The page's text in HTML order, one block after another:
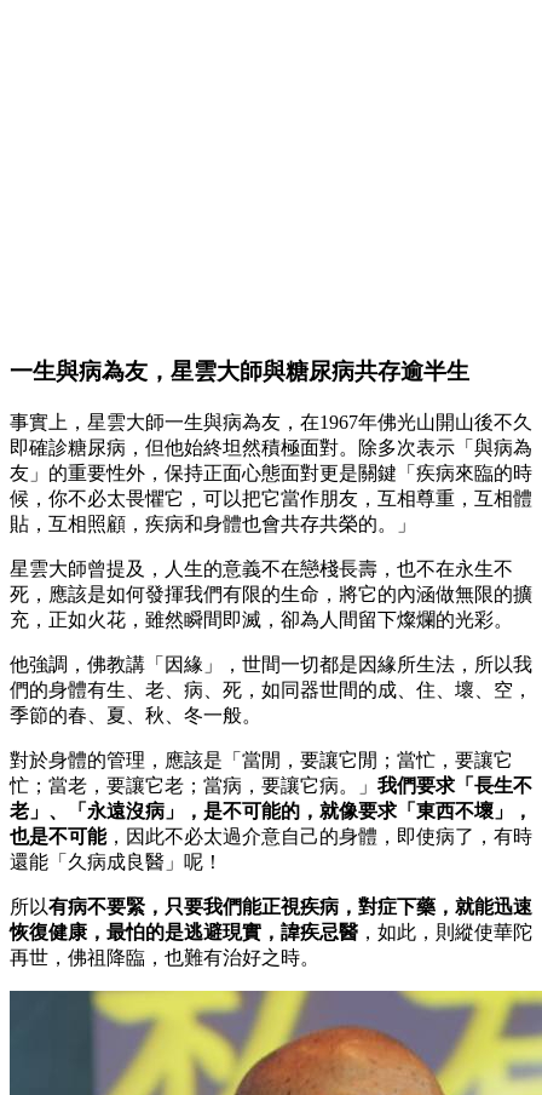
一生與病為友，星雲大師與糖尿病共存逾半生
事實上，星雲大師一生與病為友，在1967年佛光山開山後不久
即確診糖尿病，但他始終坦然積極面對。除多次表示「與病為
友」的重要性外，保持正面心態面對更是關鍵「疾病來臨的時
候，你不必太畏懼它，可以把它當作朋友，互相尊重，互相體
貼，互相照顧，疾病和身體也會共存共榮的。」
星雲大師曾提及，人生的意義不在戀棧長壽，也不在永生不
死，應該是如何發揮我們有限的生命，將它的內涵做無限的擴
充，正如火花，雖然瞬間即滅，卻為人間留下燦爛的光彩。
他強調，佛教講「因緣」，世間一切都是因緣所生法，所以我
們的身體有生、老、病、死，如同器世間的成、住、壞、空，
季節的春、夏、秋、冬一般。
對於身體的管理，應該是「當閒，要讓它閒；當忙，要讓它
忙；當老，要讓它老；當病，要讓它病。」 我們要求「長生不
老」、「永遠沒病」，是不可能的，就像要求「東西不壞」
，
也是不可能，因此不必太過介意自己的身體，即使病了，有時
還能「久病成良醫」呢！
所以有病不要緊，只要我們能正視疾病，對症下藥，就能迅速
恢復健康，最怕的是逃避現實，諱疾忌醫 ，如此，則縱使華陀
再世，佛祖降臨，也難有治好之時。